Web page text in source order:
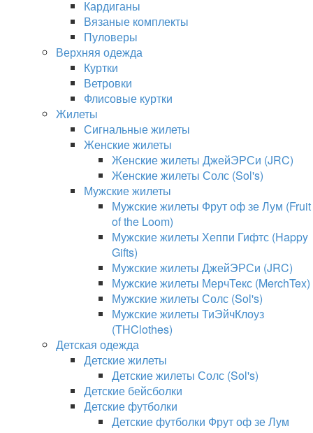
Кардиганы
Вязаные комплекты
Пуловеры
Верхняя одежда
Куртки
Ветровки
Флисовые куртки
Жилеты
Сигнальные жилеты
Женские жилеты
Женские жилеты ДжейЭРСи (JRC)
Женские жилеты Солс (Sol's)
Мужские жилеты
Мужские жилеты Фрут оф зе Лум (Fruit
of the Loom)
Мужские жилеты Хеппи Гифтс (Happy
Gifts)
Мужские жилеты ДжейЭРСи (JRC)
Мужские жилеты МерчТекс (MerchTex)
Мужские жилеты Солс (Sol's)
Мужские жилеты ТиЭйчКлоуз
(THClothes)
Детская одежда
Детские жилеты
Детские жилеты Солс (Sol's)
Детские бейсболки
Детские футболки
Детские футболки Фрут оф зе Лум